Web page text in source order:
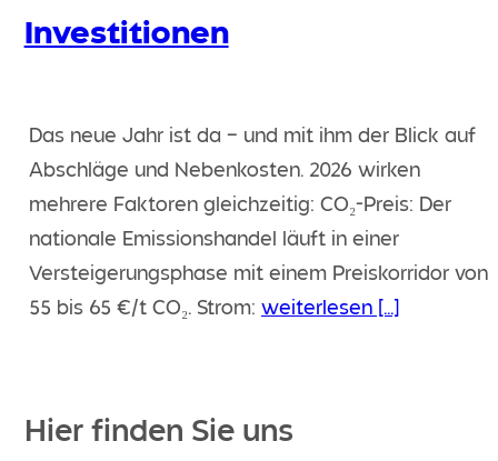
Investitionen
Das neue Jahr ist da – und mit ihm der Blick auf
Abschläge und Nebenkosten. 2026 wirken
mehrere Faktoren gleichzeitig: CO₂-Preis: Der
nationale Emissionshandel läuft in einer
Versteigerungsphase mit einem Preiskorridor von
55 bis 65 €/t CO₂. Strom: weiterlesen [...]
Hier finden Sie uns